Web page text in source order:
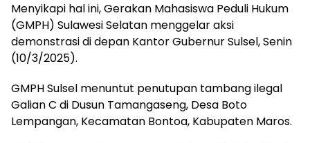
Menyikapi hal ini, Gerakan Mahasiswa Peduli Hukum
(GMPH) Sulawesi Selatan menggelar aksi
demonstrasi di depan Kantor Gubernur Sulsel, Senin
(10/3/2025).
GMPH Sulsel menuntut penutupan tambang ilegal
Galian C di Dusun Tamangaseng, Desa Boto
Lempangan, Kecamatan Bontoa, Kabupaten Maros.